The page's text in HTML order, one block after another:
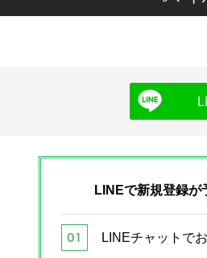
LINEで新規登録が
LINEチャットで